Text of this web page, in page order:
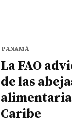
PANAMÁ
La FAO
de las
Caribe